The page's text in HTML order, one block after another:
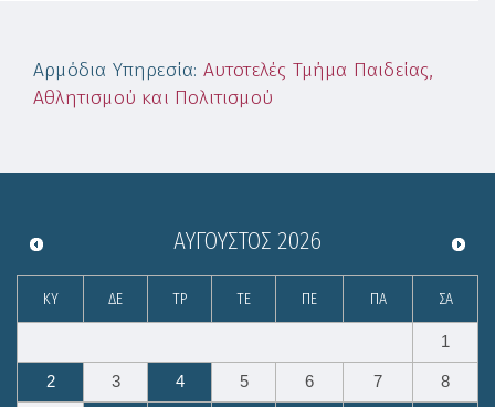
Αρμόδια Υπηρεσία: Αυτοτελές Τμήμα Παιδείας,
Αθλητισμού και Πολιτισμού
ΑΎΓΟΥΣΤΟΣ 2026
ΚΥ ΔΕ ΤΡ ΤΕ ΠΕ ΠΑ ΣΑ
1
2 3 4 5 6 7 8